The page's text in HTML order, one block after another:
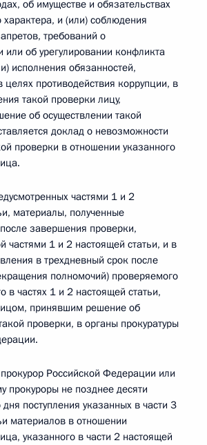
об имуществе и обязательствах
характера, и (или) соблюдения
требований о
или об урегулировании конфликта
исполнения обязанностей,
целях противодействия коррупции, в
такой проверки лицу,
об осуществлении такой
доклад о невозможности
проверки в отношении указанного
частями 1 и 2
материалы, полученные
завершения проверки,
частями 1 и 2 настоящей статьи, и в
в трехдневный срок после
полномочий) проверяемого
в частях 1 и 2 настоящей статьи,
принявшим решение об
проверки, в органы прокуратуры
Российской Федерации или
прокуроры не позднее десяти
поступления указанных в части 3
материалов в отношении
указанного в части 2 настоящей